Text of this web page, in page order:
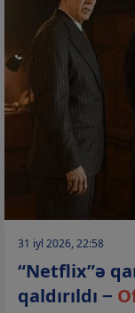
31 iyl 2026, 22:58
“Netflix”ə
qaldırıldı −